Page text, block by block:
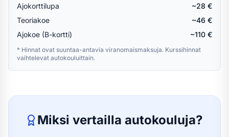
Ajokorttilupa
~28 €
Teoriakoe
~46 €
Ajokoe (B-kortti)
~110 €
* Hinnat ovat suuntaa-antavia viranomaismaksuja. Kurssihinnat
vaihtelevat autokouluittain.
Miksi vertailla autokouluja?